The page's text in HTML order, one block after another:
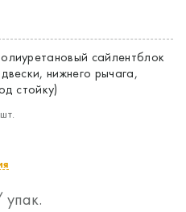
сайлентблок
нижнего рычага,
стойку)